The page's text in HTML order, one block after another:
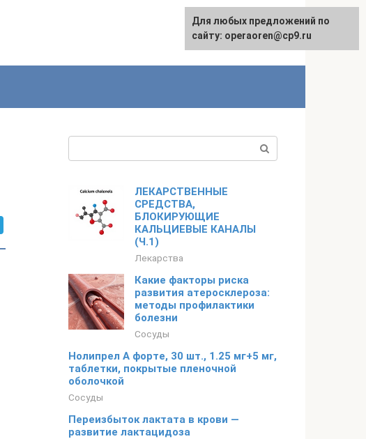
ЛЕКАРСТВЕННЫЕ
СРЕДСТВА,
БЛОКИРУЮЩИЕ
КАЛЬЦИЕВЫЕ КАНАЛЫ
(Ч.1)
Лекарства
Какие факторы риска
развития атеросклероза:
методы профилактики
болезни
Сосуды
Нолипрел А форте, 30 шт., 1.25 мг+5 мг,
таблетки, покрытые пленочной
оболочкой
Сосуды
Переизбыток лактата в крови —
развитие лактацидоза
Для любых предложений по
сайту: operaoren@cp9.ru